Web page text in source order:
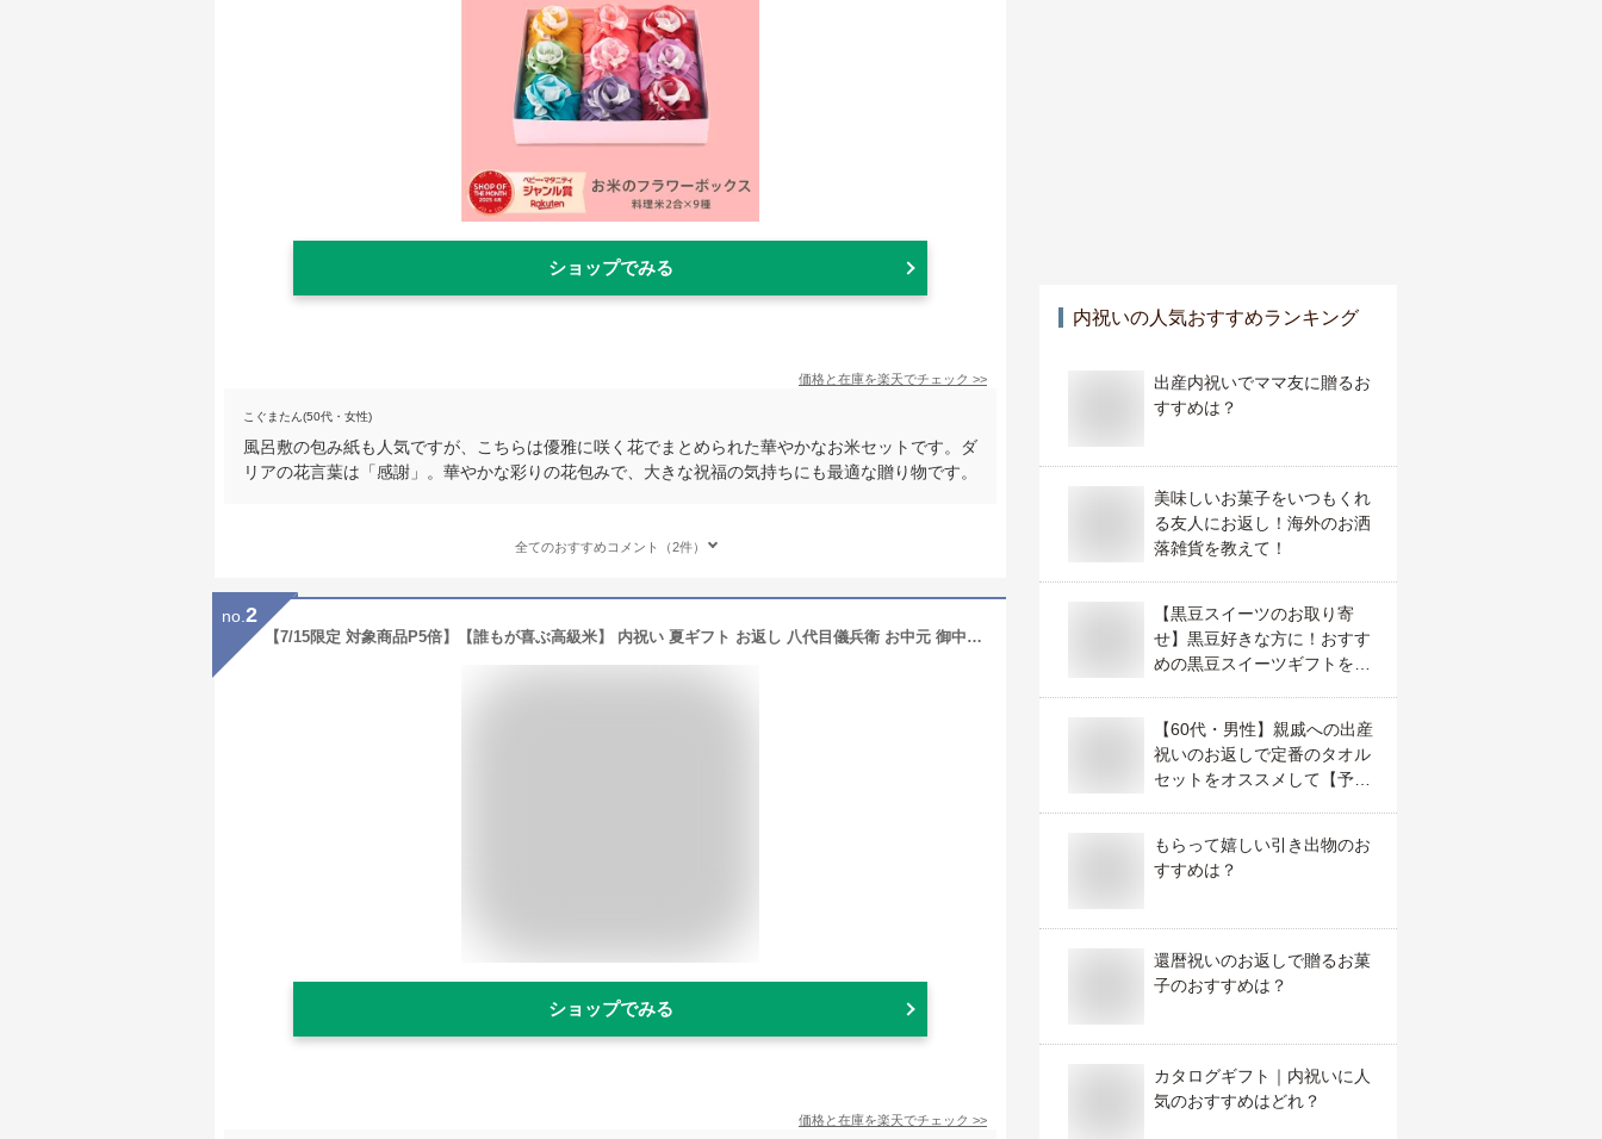
ショップでみる
価格と在庫を楽天でチェック >>
こぐまたん(50代・女性)
風呂敷の包み紙も人気ですが、こちらは優雅に咲く花でまとめられた華やかなお米セットです。ダ
リアの花言葉は「感謝」。華やかな彩りの花包みで、大きな祝福の気持ちにも最適な贈り物です。
全てのおすすめコメント（2件）
no. 2
【7/15限定 対象商品P5倍】【誰もが喜ぶ高級米】 内祝い 夏ギフト お返し 八代目儀兵衛 お中元 御中元 送料無料 米 (お米2合×12個入り)「十二単 満開」| お米 入学内祝い 結婚内祝い 出産内祝い 入学祝い 結婚祝い 食べ物 出産祝い 新築内祝い 内祝い 祝い グ
ショップでみる
価格と在庫を楽天でチェック >>
内祝いの人気おすすめランキング
出産内祝いでママ友に贈るお
すすめは？
美味しいお菓子をいつもくれ
る友人にお返し！海外のお洒
落雑貨を教えて！
【黒豆スイーツのお取り寄
せ】黒豆好きな方に！おすす
めの黒豆スイーツギフトを教
【60代・男性】親戚への出産
祝いのお返しで定番のタオル
セットをオススメして【予算
もらって嬉しい引き出物のお
すすめは？
還暦祝いのお返しで贈るお菓
子のおすすめは？
カタログギフト｜内祝いに人
気のおすすめはどれ？